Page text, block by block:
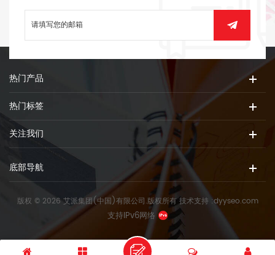
热门产品
热门标签
关注我们
底部导航
版权 © 2026 艾派集团(中国)有限公司.版权所有技术支持 :dyyseo.com
支持IPv6网络